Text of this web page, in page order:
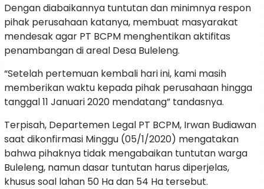
Dengan diabaikannya tuntutan dan minimnya respon
pihak perusahaan katanya, membuat masyarakat
mendesak agar PT BCPM menghentikan aktifitas
penambangan di areal Desa Buleleng.
“Setelah pertemuan kembali hari ini, kami masih
memberikan waktu kepada pihak perusahaan hingga
tanggal 11 Januari 2020 mendatang” tandasnya.
Terpisah, Departemen Legal PT BCPM, Irwan Budiawan
saat dikonfirmasi Minggu (05/1/2020) mengatakan
bahwa pihaknya tidak mengabaikan tuntutan warga
Buleleng, namun dasar tuntutan harus diperjelas,
khusus soal lahan 50 Ha dan 54 Ha tersebut.